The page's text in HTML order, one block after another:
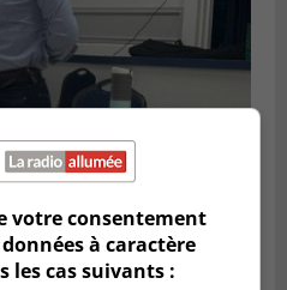
votre consentement
à caractère
les cas suivants :